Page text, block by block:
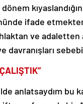
ifade
ve adaletten
davranışları
anlatsaydım bu